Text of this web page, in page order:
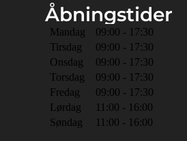
Åbningstider
Mandag
09:00 - 17:30
Tirsdag
09:00 - 17:30
Onsdag
09:00 - 17:30
Torsdag
09:00 - 17:30
Fredag
09:00 - 17:30
Lørdag
11:00 - 16:00
Søndag
11:00 - 16:00